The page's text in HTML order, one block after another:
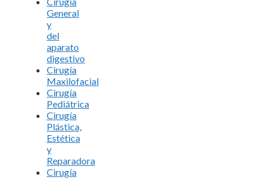
General
y
del
aparato
digestivo
Cirugía
Maxilofacial
Cirugía
Pediátrica
Cirugía
Plástica,
Estética
y
Reparadora
Cirugía